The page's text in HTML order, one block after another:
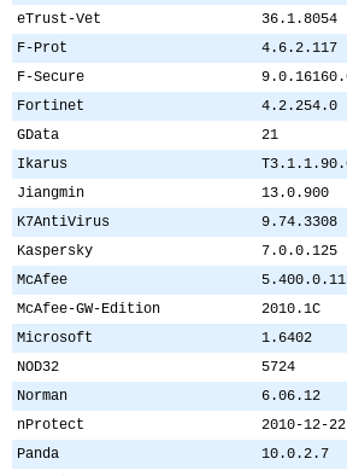
eTrust-Vet
36.1.8054
F-Prot
4.6.2.117
F-Secure
Fortinet
4.2.254.0
GData
21
Ikarus
Jiangmin
13.0.900
K7AntiVirus
9.74.3308
Kaspersky
7.0.0.125
McAfee
McAfee-GW-Edition
2010.1C
Microsoft
1.6402
NOD32
5724
Norman
6.06.12
nProtect
2010-12-
Panda
10.0.2.7